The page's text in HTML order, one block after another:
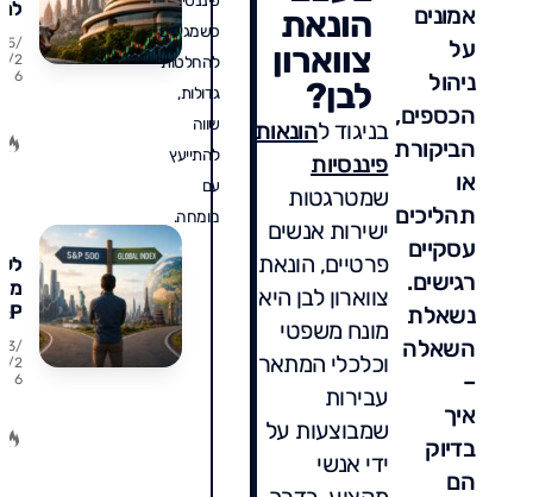
אמונים
על
ניהול
הכספים,
הביקורת
או
תהליכים
עסקיים
רגישים.
נשאלת
השאלה
–
איך
בדיוק
הם
הונאת
צווארון
לבן?
בניגוד להונאות
פיננסיות
שמטרגטות
ישירות אנשים
פרטיים, הונאת
צווארון לבן היא
מונח משפטי
וכלכלי המתאר
עבירות
שמבוצעות על
ידי אנשי
כשמגיעים
להחלטות
גדולות,
שווה
להתייעץ
עם
מומחה.
על
25/
2
6
מ-
23/
2
6